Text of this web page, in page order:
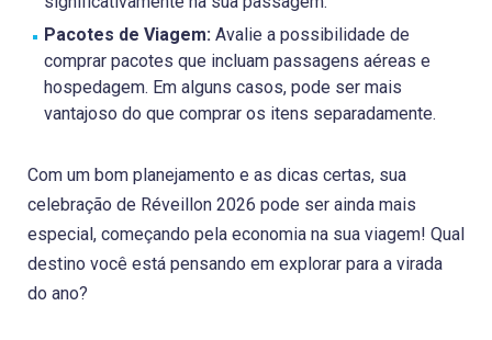
Pacotes de Viagem: Avalie a possibilidade de
comprar pacotes que incluam passagens aéreas e
hospedagem. Em alguns casos, pode ser mais
vantajoso do que comprar os itens separadamente.
Com um bom planejamento e as dicas certas, sua
celebração de Réveillon 2026 pode ser ainda mais
especial, começando pela economia na sua viagem! Qual
destino você está pensando em explorar para a virada
do ano?